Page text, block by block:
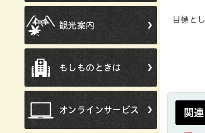
観光案内
もしものときは
オンラインサービス
目標と
関